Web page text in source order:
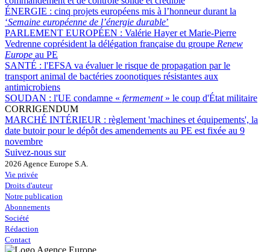
ÉNERGIE : cinq projets européens mis à l’honneur durant la
‘Semaine européenne de l’énergie durable’
PARLEMENT EUROPÉEN : Valérie Hayer et Marie-Pierre
Vedrenne coprésident la délégation française du groupe Renew
Europe au PE
SANTÉ : l'EFSA va évaluer le risque de propagation par le
transport animal de bactéries zoonotiques résistantes aux
antimicrobiens
SOUDAN : l'UE condamne « fermement » le coup d'État militaire
CORRIGENDUM
MARCHÉ INTÉRIEUR : règlement 'machines et équipements', la
date butoir pour le dépôt des amendements au PE est fixée au 9
novembre
Suivez-nous sur
2026 Agence Europe S.A.
Vie privée
Droits d'auteur
Notre publication
Abonnements
Société
Rédaction
Contact